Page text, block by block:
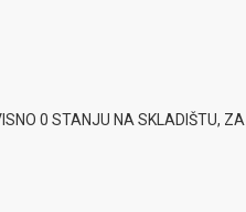
0 STANJU NA SKLADIŠTU, ZA